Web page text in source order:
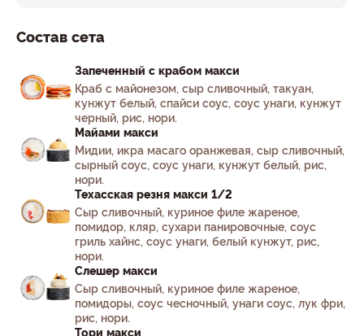
Состав сета
Запеченный с крабом макси
Краб с майонезом, сыр сливочный, такуан,
кунжут белый, спайси соус, соус унаги, кунжут
черный, рис, нори.
Майами макси
Мидии, икра масаго оранжевая, сыр сливочный,
сырный соус, соус унаги, кунжут белый, рис,
нори.
Техасская резня макси 1/2
Сыр сливочный, куриное филе жареное,
помидор, кляр, сухари панировочные, соус
гриль хайнс, соус унаги, белый кунжут, рис,
нори.
Слешер макси
Сыр сливочный, куриное филе жареное,
помидоры, соус чесночный, унаги соус, лук фри,
рис, нори.
Тори макси